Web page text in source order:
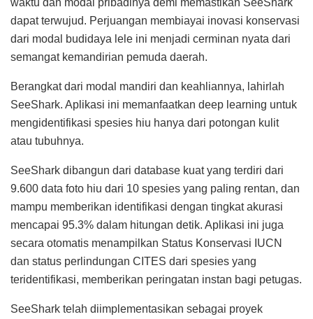
dapat terwujud. Perjuangan membiayai inovasi konservasi
dari modal budidaya lele ini menjadi cerminan nyata dari
semangat kemandirian pemuda daerah.
Berangkat dari modal mandiri dan keahliannya, lahirlah
SeeShark. Aplikasi ini memanfaatkan deep learning untuk
mengidentifikasi spesies hiu hanya dari potongan kulit
atau tubuhnya.
SeeShark dibangun dari database kuat yang terdiri dari
9.600 data foto hiu dari 10 spesies yang paling rentan, dan
mampu memberikan identifikasi dengan tingkat akurasi
mencapai 95.3% dalam hitungan detik. Aplikasi ini juga
secara otomatis menampilkan Status Konservasi IUCN
dan status perlindungan CITES dari spesies yang
teridentifikasi, memberikan peringatan instan bagi petugas.
SeeShark telah diimplementasikan sebagai proyek